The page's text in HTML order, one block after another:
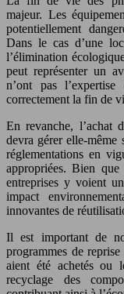
majeur. Les
potentiellement
Dans le cas d’une
l’élimination
peut représenter un
n’ont pas
correctement la fin de
En revanche, l’achat
devra gérer elle-même
réglementations en
appropriées. Bien que
entreprises y voient
impact
innovantes de
Il est important de
programmes de
aient été achetés ou
recyclage des